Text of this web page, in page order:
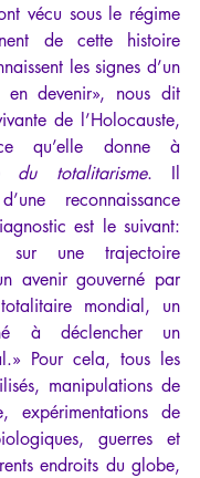
vécu sous le régime
de cette histoire
les signes d’un
en devenir», nous dit
de l’Holocauste,
du totalitarisme. Il
reconnaissance
est le suivant:
sur une trajectoire
avenir gouverné par
mondial, un
à déclencher un
Pour cela, tous les
manipulations de
expérimentations de
guerres et
endroits du globe,